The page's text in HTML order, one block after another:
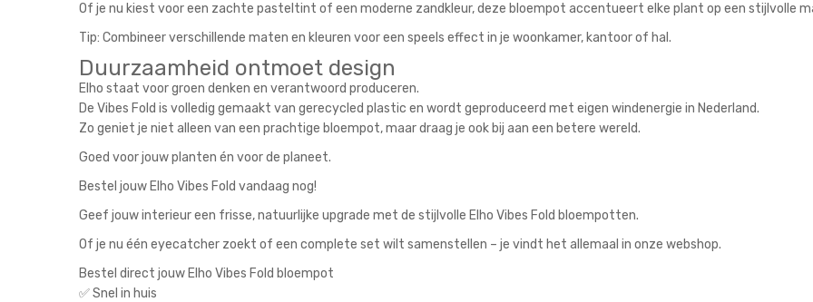
Of je nu kiest voor een zachte pasteltint of een moderne zandkleur, deze bloempot accentueert elke plant op een stijlvolle
Tip: Combineer verschillende maten en kleuren voor een speels effect in je woonkamer, kantoor of hal.
Duurzaamheid ontmoet design
Elho staat voor groen denken en verantwoord produceren.
De Vibes Fold is volledig gemaakt van gerecycled plastic en wordt geproduceerd met eigen windenergie in Nederland.
Zo geniet je niet alleen van een prachtige bloempot, maar draag je ook bij aan een betere wereld.
Goed voor jouw planten én voor de planeet.
Bestel jouw Elho Vibes Fold vandaag nog!
Geef jouw interieur een frisse, natuurlijke upgrade met de stijlvolle Elho Vibes Fold bloempotten.
Of je nu één eyecatcher zoekt of een complete set wilt samenstellen – je vindt het allemaal in onze webshop.
Bestel direct jouw Elho Vibes Fold bloempot
✅ Snel in huis